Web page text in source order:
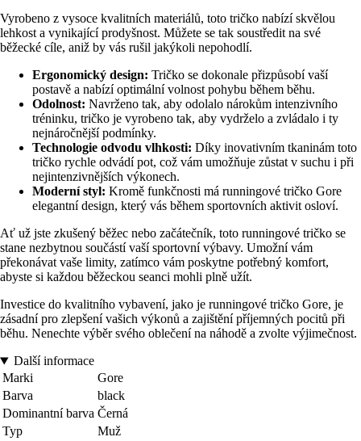
Vyrobeno z vysoce kvalitních materiálů, toto tričko nabízí skvělou
lehkost a vynikající prodyšnost. Můžete se tak soustředit na své
běžecké cíle, aniž by vás rušil jakýkoli nepohodlí.
Ergonomický design: Tričko se dokonale přizpůsobí vaší
postavě a nabízí optimální volnost pohybu během běhu.
Odolnost: Navrženo tak, aby odolalo nárokům intenzivního
tréninku, tričko je vyrobeno tak, aby vydrželo a zvládalo i ty
nejnáročnější podmínky.
Technologie odvodu vlhkosti: Díky inovativním tkaninám toto
tričko rychle odvádí pot, což vám umožňuje zůstat v suchu i při
nejintenzivnějších výkonech.
Moderní styl: Kromě funkčnosti má runningové tričko Gore
elegantní design, který vás během sportovních aktivit osloví.
Ať už jste zkušený běžec nebo začátečník, toto runningové tričko se
stane nezbytnou součástí vaší sportovní výbavy. Umožní vám
překonávat vaše limity, zatímco vám poskytne potřebný komfort,
abyste si každou běžeckou seanci mohli plně užít.
Investice do kvalitního vybavení, jako je runningové tričko Gore, je
zásadní pro zlepšení vašich výkonů a zajištění příjemných pocitů při
běhu. Nenechte výběr svého oblečení na náhodě a zvolte výjimečnost.
Další informace
Marki
Gore
Barva
black
Dominantní barva Černá
Typ
Muž